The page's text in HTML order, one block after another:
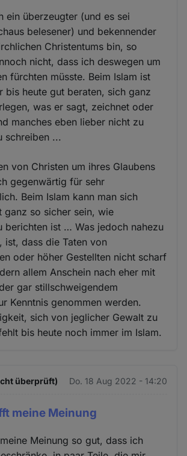
ein überzeugter (und es sei
belesener) und bekennender
Christentums bin, so
nicht, dass ich deswegen um
fürchten müsste. Beim Islam ist
bis heute gut beraten, sich ganz
was er sagt, zeichnet oder
manches eben lieber nicht zu
schreiben ...
von Christen um ihres Glaubens
gegenwärtig für sehr
Beim Islam kann man sich
ganz so sicher sein, wie
berichten ist … Was jedoch nahezu
ist, dass die Taten von
oder höher Gestellten nicht scharf
allem Anschein nach eher mit
gar stillschweigendem
Kenntnis genommen werden.
sich von jeglicher Gewalt zu
bis heute noch immer im Islam.
überprüft) Do. 18 Aug 2022 - 14:20
meine Meinung
Meinung so gut, dass ich